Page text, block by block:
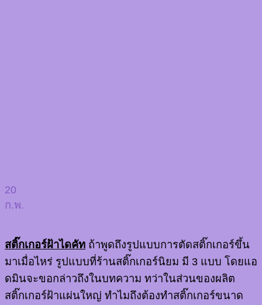
20
ก.พ.
สติ๊กเกอร์ฝ้าไดคัท ถ้าพูดถึงรูปแบบการตัดสติ๊กเกอร์ขึ้น
มาเมื่อไหร่ รูปแบบที่ร้านสติ๊กเกอร์นิยม มี 3 แบบ โดยแอ
ดมินจะขอกล่าวถึงในบทความ ทว่าในส่วนของผลิต
สติ๊กเกอร์ฝ้าแผ่นใหญ่ ทำไมถึงต้องทำสติ๊กเกอร์ขนาด